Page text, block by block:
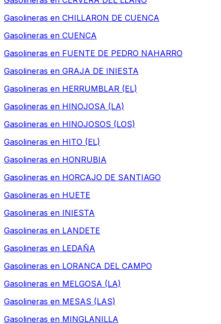
Gasolineras en CHILLARON DE CUENCA
Gasolineras en CUENCA
Gasolineras en FUENTE DE PEDRO NAHARRO
Gasolineras en GRAJA DE INIESTA
Gasolineras en HERRUMBLAR (EL)
Gasolineras en HINOJOSA (LA)
Gasolineras en HINOJOSOS (LOS)
Gasolineras en HITO (EL)
Gasolineras en HONRUBIA
Gasolineras en HORCAJO DE SANTIAGO
Gasolineras en HUETE
Gasolineras en INIESTA
Gasolineras en LANDETE
Gasolineras en LEDAÑA
Gasolineras en LORANCA DEL CAMPO
Gasolineras en MELGOSA (LA)
Gasolineras en MESAS (LAS)
Gasolineras en MINGLANILLA